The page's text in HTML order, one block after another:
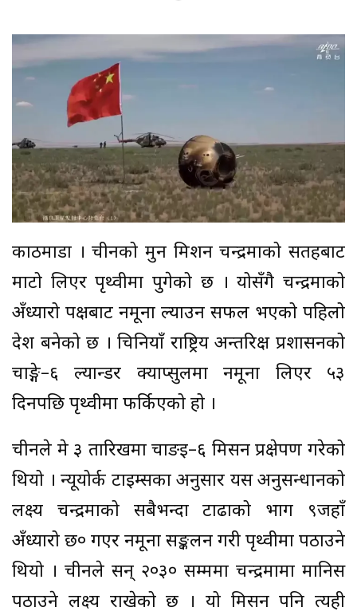
काठमाडौँ । चीनको मुन मिशन चन्द्रमाको सतहबाट
माटो लिएर पृथ्वीमा पुगेको छ । योसँगै चन्द्रमाको
अँध्यारो पक्षबाट नमूना ल्याउन सफल भएको पहिलो
देश बनेको छ । चिनियाँ राष्ट्रिय अन्तरिक्ष प्रशासनको
चाङ्गे–६ ल्यान्डर क्याप्सुलमा नमूना लिएर ५३
दिनपछि पृथ्वीमा फर्किएको हो ।
चीनले मे ३ तारिखमा चाङइ–६ मिसन प्रक्षेपण गरेको
थियो । न्यूयोर्क टाइम्सका अनुसार यस अनुसन्धानको
लक्ष्य चन्द्रमाको सबैभन्दा टाढाको भाग ९जहाँ
अँध्यारो छ० गएर नमूना सङ्कलन गरी पृथ्वीमा पठाउने
थियो । चीनले सन् २०३० सम्ममा चन्द्रमामा मानिस
पठाउने लक्ष्य राखेको छ । यो मिसन पनि त्यही